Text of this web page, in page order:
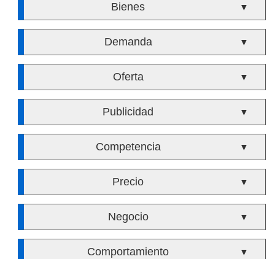
Bienes ▼
Demanda ▼
Oferta ▼
Publicidad ▼
Competencia ▼
Precio ▼
Negocio ▼
Comportamiento ▼